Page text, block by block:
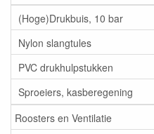
(Hoge)Drukbuis, 10 bar
Nylon slangtules
PVC drukhulpstukken
Sproeiers, kasberegening
Roosters en Ventilatie